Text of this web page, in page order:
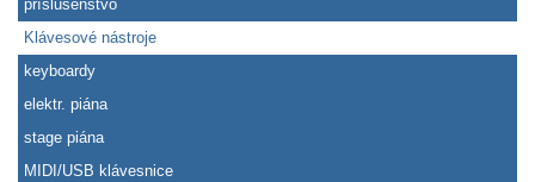
príslušenstvo
Klávesové nástroje
keyboardy
elektr. piána
stage piána
MIDI/USB klávesnice